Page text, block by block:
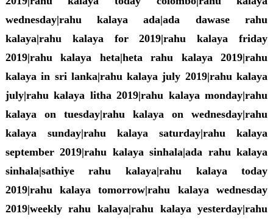
wednesday|rahu kalaya ada|ada dawase rahu
kalaya|rahu kalaya for 2019|rahu kalaya friday
2019|rahu kalaya heta|heta rahu kalaya 2019|rahu
kalaya in sri lanka|rahu kalaya july 2019|rahu kalaya
july|rahu kalaya litha 2019|rahu kalaya monday|rahu
kalaya on tuesday|rahu kalaya on wednesday|rahu
kalaya sunday|rahu kalaya saturday|rahu kalaya
september 2019|rahu kalaya sinhala|ada rahu kalaya
sinhala|sathiye rahu kalaya|rahu kalaya today
2019|rahu kalaya tomorrow|rahu kalaya wednesday
2019|weekly rahu kalaya|rahu kalaya yesterday|rahu